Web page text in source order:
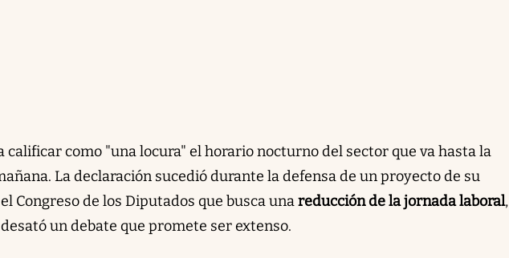
calificar como "una locura" el horario nocturno del sector que va hasta la
La declaración sucedió durante la defensa de un proyecto de su
Congreso de los Diputados que busca unareducción de la jornada laboral,
un debate que promete ser extenso.